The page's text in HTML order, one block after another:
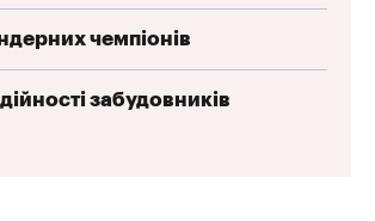
чемпіонів
забудовників